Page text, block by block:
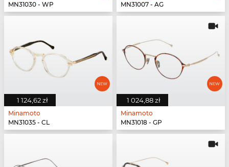
MN31030 - WP
MN31007 - AG
1 124,62 zł
Minamoto
MN31035 - CL
1 024,88 zł
Minamoto
MN31018 - GP